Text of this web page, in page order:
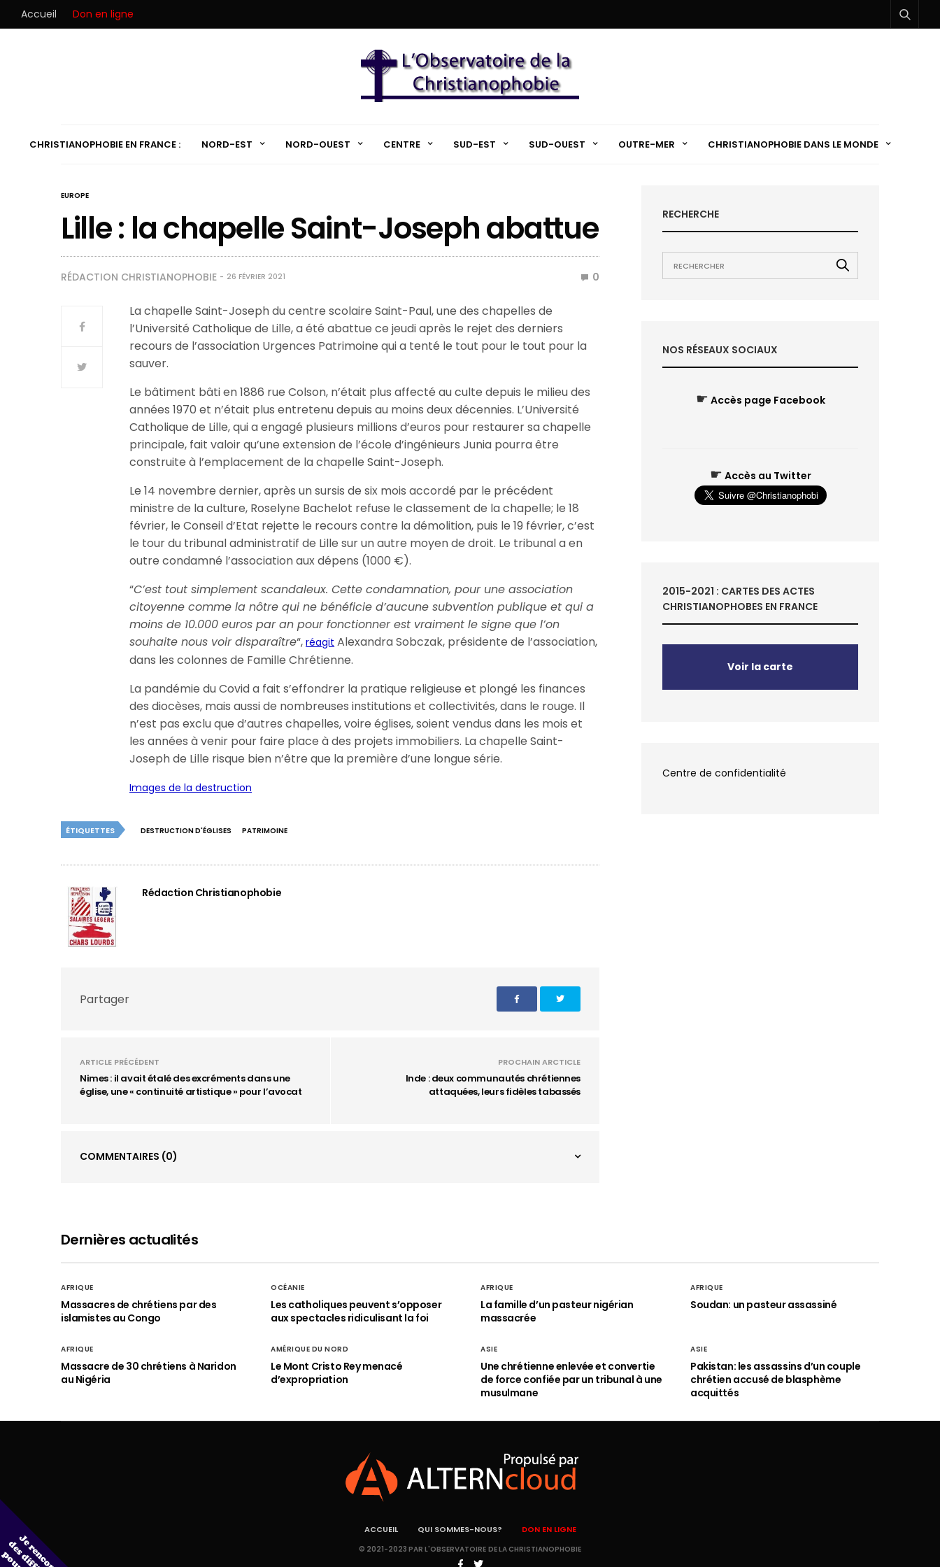
Accueil Don en ligne
CHRISTIANOPHOBIE EN FRANCE : NORD-EST NORD-OUEST CENTRE SUD-EST SUD-OUEST OUTRE-MER CHRISTIANOPHOBIE DANS LE MONDE
EUROPE
Lille : la chapelle Saint-Joseph abattue
RÉDACTION CHRISTIANOPHOBIE 26 FÉVRIER 2021 0
La chapelle Saint-Joseph du centre scolaire Saint-Paul, une des chapelles de
l’Université Catholique de Lille, a été abattue ce jeudi après le rejet des derniers
recours de l’association Urgences Patrimoine qui a tenté le tout pour le tout pour la
sauver.
Le bâtiment bâti en 1886 rue Colson, n’était plus affecté au culte depuis le milieu des
années 1970 et n’était plus entretenu depuis au moins deux décennies. L’Université
Catholique de Lille, qui a engagé plusieurs millions d’euros pour restaurer sa chapelle
principale, fait valoir qu’une extension de l’école d’ingénieurs Junia pourra être
construite à l’emplacement de la chapelle Saint-Joseph.
Le 14 novembre dernier, après un sursis de six mois accordé par le précédent
ministre de la culture, Roselyne Bachelot refuse le classement de la chapelle; le 18
février, le Conseil d’Etat rejette le recours contre la démolition, puis le 19 février, c’est
le tour du tribunal administratif de Lille sur un autre moyen de droit. Le tribunal a en
outre condamné l’association aux dépens (1000 €).
“C’est tout simplement scandaleux. Cette condamnation, pour une association
citoyenne comme la nôtre qui ne bénéficie d’aucune subvention publique et qui a
moins de 10.000 euros par an pour fonctionner est vraiment le signe que l’on
souhaite nous voir disparaître“,réagit Alexandra Sobczak, présidente de l’association,
dans les colonnes de Famille Chrétienne.
La pandémie du Covid a fait s’effondrer la pratique religieuse et plongé les finances
des diocèses, mais aussi de nombreuses institutions et collectivités, dans le rouge. Il
n’est pas exclu que d’autres chapelles, voire églises, soient vendus dans les mois et
les années à venir pour faire place à des projets immobiliers. La chapelle Saint-
Joseph de Lille risque bien n’être que la première d’une longue série.
Images de la destruction
ÉTIQUETTES DESTRUCTION D'ÉGLISES PATRIMOINE
Rédaction Christianophobie
Partager
ARTICLE PRÉCÉDENT
Nimes : il avait étalé des excréments dans une
église, une « continuité artistique » pour l’avocat
PROCHAIN ARCTICLE
Inde : deux communautés chrétiennes
attaquées, leurs fidèles tabassés
COMMENTAIRES (0)
RECHERCHE
NOS RÉSEAUX SOCIAUX
☛ Accès page Facebook
☛ Accès au Twitter
2015-2021 : CARTES DES ACTES
CHRISTIANOPHOBES EN FRANCE
Voir la carte
Centre de confidentialité
Dernières actualités
AFRIQUE
Massacres de chrétiens par des
islamistes au Congo
OCÉANIE
Les catholiques peuvent s’opposer
aux spectacles ridiculisant la foi
AFRIQUE
La famille d’un pasteur nigérian
massacrée
AFRIQUE
Soudan: un pasteur assassiné
AFRIQUE
Massacre de 30 chrétiens à Naridon
au Nigéria
AMÉRIQUE DU NORD
Le Mont Cristo Rey menacé
d’expropriation
ASIE
Une chrétienne enlevée et convertie
de force confiée par un tribunal à une
musulmane
ASIE
Pakistan: les assassins d’un couple
chrétien accusé de blasphème
acquittés
ACCUEIL QUI SOMMES-NOUS? DON EN LIGNE
© 2021-2023 PAR L'OBSERVATOIRE DE LA CHRISTIANOPHOBIE